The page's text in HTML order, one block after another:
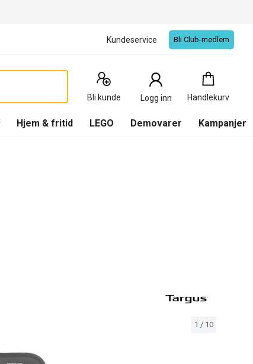
Kundeservice Bli Club-medlem
Bli kunde Logg inn Handlekurv
Handlekurv
0
Produkter
Hjem & fritid LEGO Demovarer Kampanjer
1 / 10